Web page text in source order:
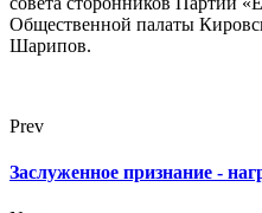
Общественной палаты
Шарипов.
Prev
Заслуженное признание -